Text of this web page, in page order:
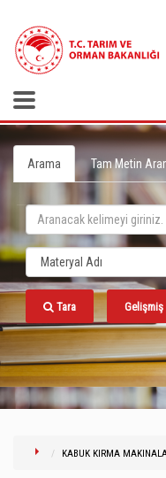
Arama Tam Metin
Tara Gelişmiş
KABUK KIRMA